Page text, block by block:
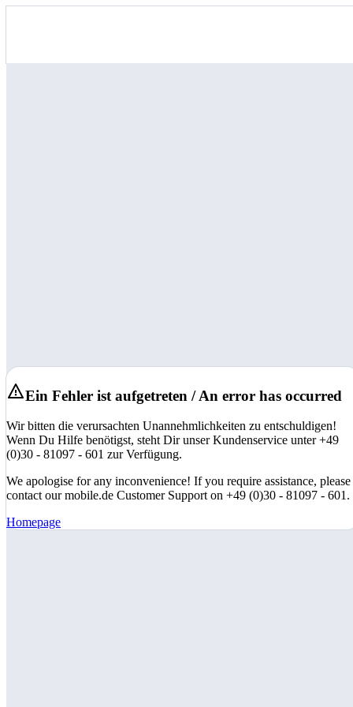
Ein Fehler ist aufgetreten / An error has occurred
Wir bitten die verursachten Unannehmlichkeiten zu entschuldigen!
Wenn Du Hilfe benötigst, steht Dir unser Kundenservice unter +49
(0)30 - 81097 - 601 zur Verfügung.
We apologise for any inconvenience! If you require assistance, please
contact our mobile.de Customer Support on +49 (0)30 - 81097 - 601.
Homepage